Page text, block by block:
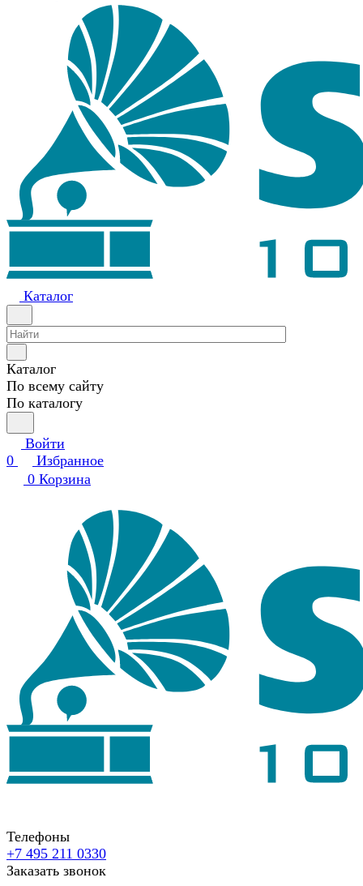
Каталог
Каталог
По всему сайту
По каталогу
Войти
0
Избранное
0 Корзина
Телефоны
+7 495 211 0330
Заказать звонок